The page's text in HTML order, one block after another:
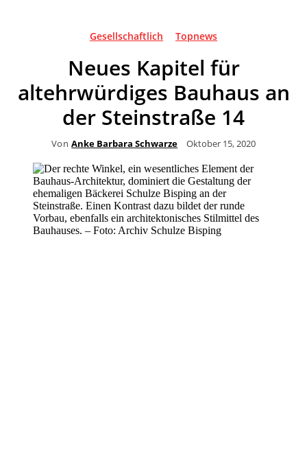
Gesellschaftlich Topnews
Neues Kapitel für
altehrwürdiges Bauhaus an
der Steinstraße 14
Von Anke Barbara Schwarze Oktober 15, 2020